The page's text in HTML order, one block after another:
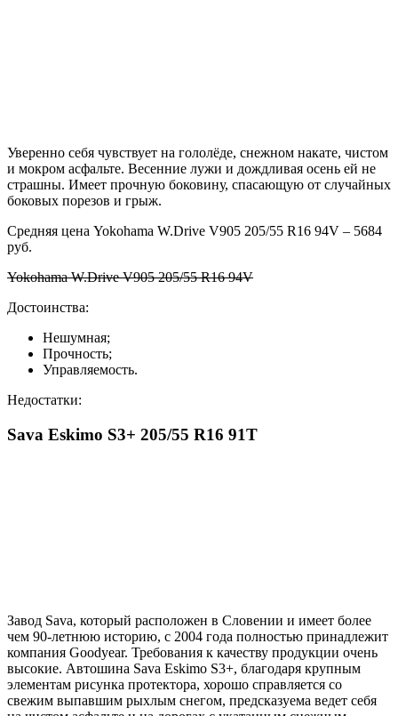
Уверенно себя чувствует на гололёде, снежном накате, чистом
и мокром асфальте. Весенние лужи и дождливая осень ей не
страшны. Имеет прочную боковину, спасающую от случайных
боковых порезов и грыж.
Средняя цена Yokohama W.Drive V905 205/55 R16 94V – 5684
руб.
Yokohama W.Drive V905 205/55 R16 94V
Достоинства:
Нешумная;
Прочность;
Управляемость.
Недостатки:
Sava Eskimo S3+ 205/55 R16 91Т
Завод Sava, который расположен в Словении и имеет более
чем 90-летнюю историю, с 2004 года полностью принадлежит
компания Goodyear. Требования к качеству продукции очень
высокие. Автошина Sava Eskimo S3+, благодаря крупным
элементам рисунка протектора, хорошо справляется со
свежим выпавшим рыхлым снегом, предсказуема ведет себя